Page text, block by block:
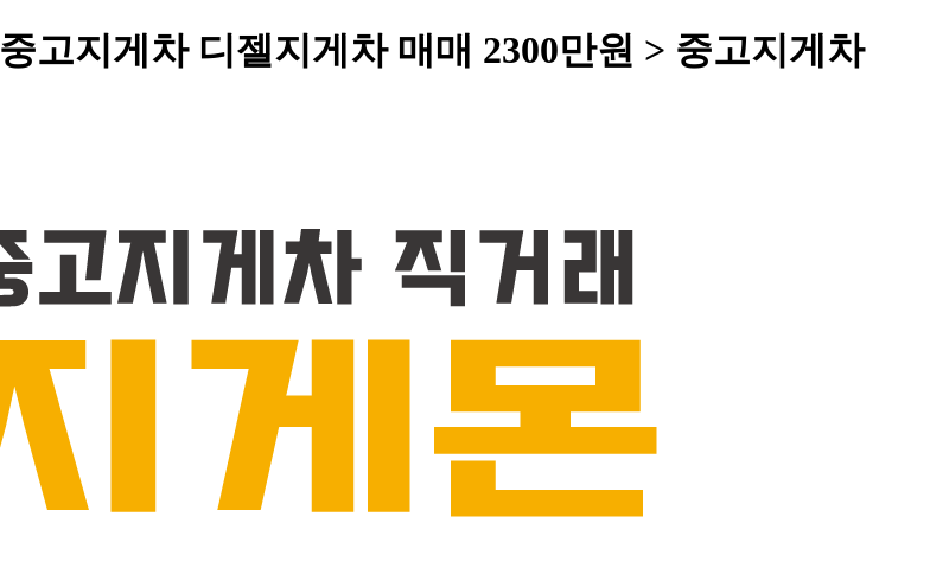
고지게차 디젤지게차 매매 2300만원 > 중고지게차